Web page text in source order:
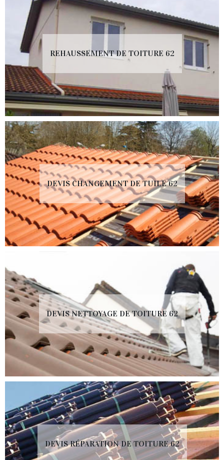
REHAUSSEMENT DE TOITURE 62
DEVIS CHANGEMENT DE TUILE 62
DEVIS NETTOYAGE DE TOITURE 62
DEVIS RÉPARATION DE TOITURE 62